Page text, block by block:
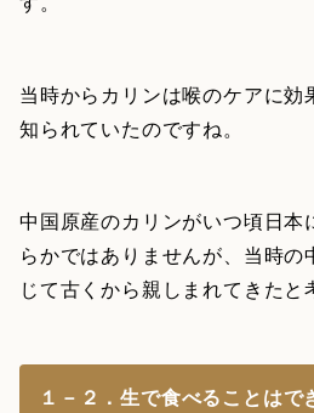
当時からカリンは喉のケアに効
知られていたのですね。
中国原産のカリンがいつ頃日本
らかではありませんが、当時の
じて古くから親しまれてきたと
１－２．生で食べることはで